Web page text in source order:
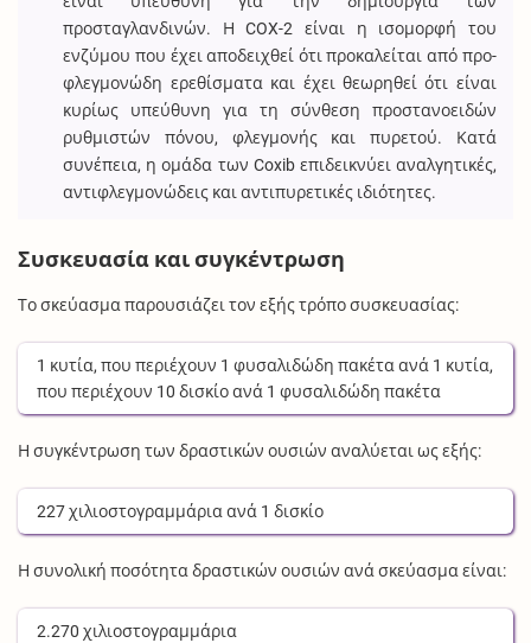
προσταγλανδινών. Η COX-2 είναι η ισομορφή του
ενζύμου που έχει αποδειχθεί ότι προκαλείται από προ-
φλεγμονώδη ερεθίσματα και έχει θεωρηθεί ότι είναι
κυρίως υπεύθυνη για τη σύνθεση προστανοειδών
ρυθμιστών πόνου, φλεγμονής και πυρετού. Κατά
συνέπεια, η ομάδα των Coxib επιδεικνύει αναλγητικές,
αντιφλεγμονώδεις και αντιπυρετικές ιδιότητες.
Συσκευασία και συγκέντρωση
Το σκεύασμα παρουσιάζει τον εξής τρόπο συσκευασίας:
1 κυτία, που περιέχουν 1 φυσαλιδώδη πακέτα ανά 1 κυτία,
που περιέχουν 10 δισκίοανά 1 φυσαλιδώδη πακέτα
Η συγκέντρωση των δραστικών ουσιών αναλύεται ως εξής:
227χιλιοστογραμμάρια ανά 1 δισκίο
Η συνολική ποσότητα δραστικών ουσιών ανά σκεύασμα είναι:
2.270 χιλιοστογραμμάρια